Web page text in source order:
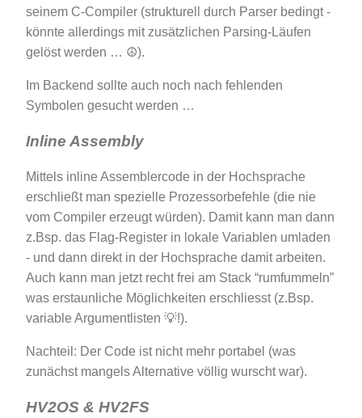
seinem C-Compiler (strukturell durch Parser bedingt -
könnte allerdings mit zusätzlichen Parsing-Läufen
gelöst werden … ☮).
Im Backend sollte auch noch nach fehlenden
Symbolen gesucht werden …
Inline Assembly
Mittels inline Assemblercode in der Hochsprache
erschließt man spezielle Prozessorbefehle (die nie
vom Compiler erzeugt würden). Damit kann man dann
z.Bsp. das Flag-Register in lokale Variablen umladen
- und dann direkt in der Hochsprache damit arbeiten.
Auch kann man jetzt recht frei am Stack “rumfummeln”
was erstaunliche Möglichkeiten erschliesst (z.Bsp.
variable Argumentlisten 💡!).
Nachteil: Der Code ist nicht mehr portabel (was
zunächst mangels Alternative völlig wurscht war).
HV2OS & HV2FS